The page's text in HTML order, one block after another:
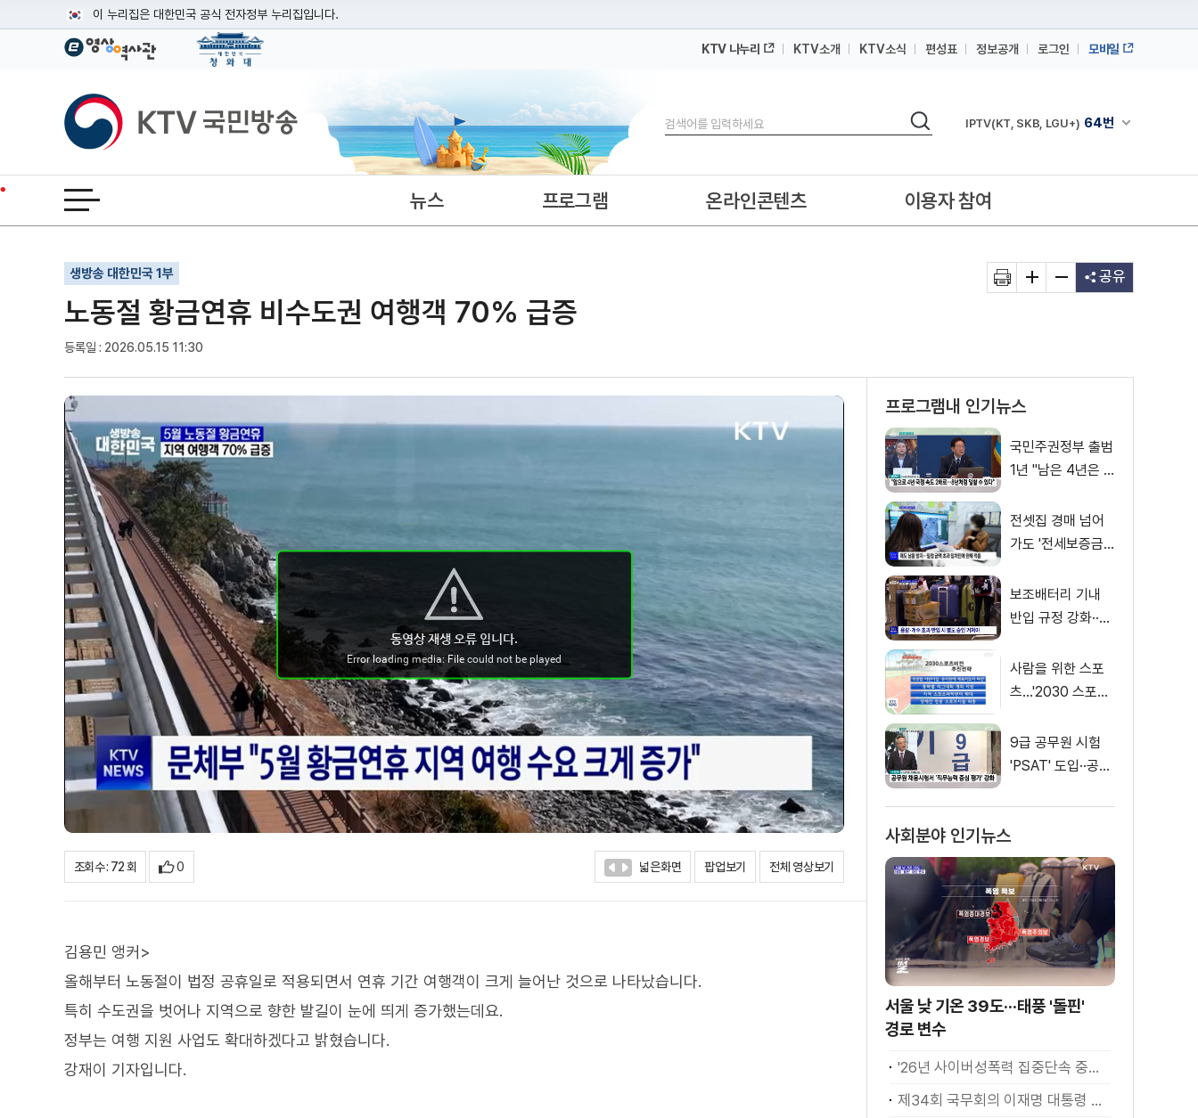
이 누리집은 대한민국 공식 전자정부 누리집입니다.
공식 누리집 주소 확인하기
이밖에 or.kr 또는 .kr등 다른 도메인 주소를 사용하고 있다면 아래 URL에서 도메인 주소를 확인해 보세요
운영중인 공식 누리집보기
KTV 나누리 KTV소개 KTV소식 편성표 정보공개 로그인 모바일
KTV국민방송
검색
검색 채널안내 펼쳐
스카이라이프 164번
스카이라이프 164번
스카이라이프
전체메뉴 열기 뉴스 프로그램 온라인콘텐츠 이용자 참여
생방송 대한민국 1부
노동절 황금연휴 비수도권 여행객 70% 급증
등록일 : 2026.05.15 11:30
기사인쇄
글자확대
글자축소 공유
조회수 : 72 회 0 넓은화면 팝업보기 전체 영상보기
김용민 앵커>
올해부터 노동절이 법정 공휴일로 적용되면서 연휴 기간 여행객이 크게 늘어난 것으로 나타났습니다.
특히 수도권을 벗어나 지역으로 향한 발길이 눈에 띄게 증가했는데요.
정부는 여행 지원 사업도 확대하겠다고 밝혔습니다.
강재이 기자입니다.
프로그램내 인기뉴스
국민주권정부 출범
1년 "남은 4년은 8
전셋집 경매 넘어
가도 '전세보증금'
보조배터리 기내
반입 규정 강화··
사람을 위한 스포
츠…'2030 스포츠
9급 공무원 시험
'PSAT' 도입··공정
사회분야 인기뉴스
서울 낮 기온 39도···태풍 '돌핀'
경로 변수
'26년 사이버성폭력 집중단속 중간성과 발표···향후 추진계획은?
제34회 국무회의 이재명 대통령 모두발언